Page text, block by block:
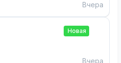
Вчера
Новая
Вчера